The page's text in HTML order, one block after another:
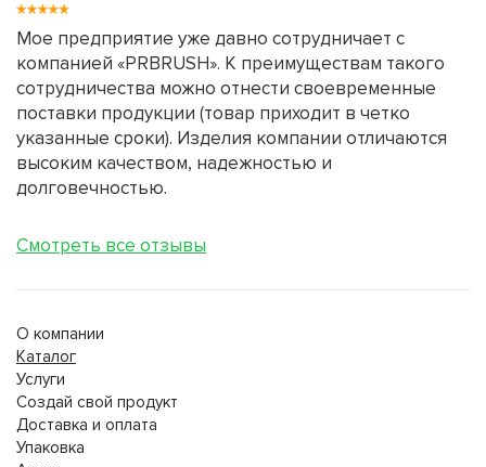
Мое предприятие уже давно сотрудничает с
компанией «PRBRUSH». К преимуществам такого
сотрудничества можно отнести своевременные
поставки продукции (товар приходит в четко
указанные сроки). Изделия компании отличаются
высоким качеством, надежностью и
долговечностью.
Смотреть все отзывы
О компании
Каталог
Услуги
Создай свой продукт
Доставка и оплата
Упаковка